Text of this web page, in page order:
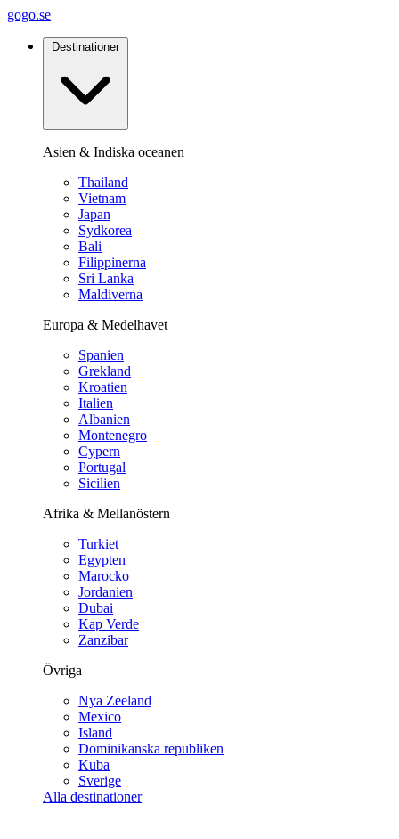
gogo.se
Destinationer
Asien & Indiska oceanen
Thailand
Vietnam
Japan
Sydkorea
Bali
Filippinerna
Sri Lanka
Maldiverna
Europa & Medelhavet
Spanien
Grekland
Kroatien
Italien
Albanien
Montenegro
Cypern
Portugal
Sicilien
Afrika & Mellanöstern
Turkiet
Egypten
Marocko
Jordanien
Dubai
Kap Verde
Zanzibar
Övriga
Nya Zeeland
Mexico
Island
Dominikanska republiken
Kuba
Sverige
Alla destinationer